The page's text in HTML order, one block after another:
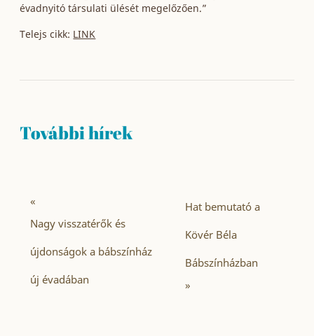
évadnyitó társulati ülését megelőzően.”
Telejs cikk: LINK
További hírek
«
Nagy visszatérők és
újdonságok a bábszínház
új évadában
Hat bemutató a
Kövér Béla
Bábszínházban
»